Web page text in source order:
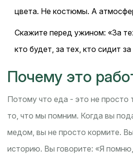
цвета. Не костюмы. А
Скажите перед ужином: «За
кто будет, за тех, кто сидит
Почему это
Потому что еда - это не просто
то, что мы помним. Когда вы
медом, вы не просто кормите.
историю. Вы говорите: «Я